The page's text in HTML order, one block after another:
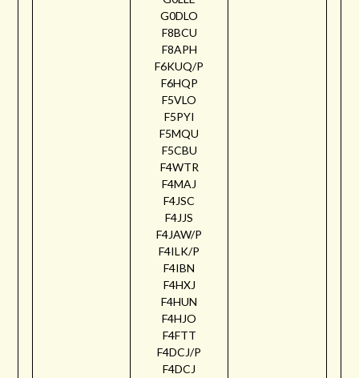
G0DLO
F8BCU
F8APH
F6KUQ/P
F6HQP
F5VLO
F5PYI
F5MQU
F5CBU
F4WTR
F4MAJ
F4JSC
F4JJS
F4JAW/P
F4ILK/P
F4IBN
F4HXJ
F4HUN
F4HJO
F4FTT
F4DCJ/P
F4DCJ